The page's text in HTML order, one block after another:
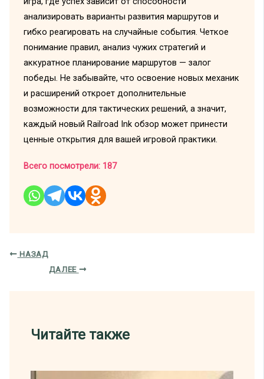
анализировать варианты развития маршрутов и
гибко реагировать на случайные события. Четкое
понимание правил, анализ чужих стратегий и
аккуратное планирование маршрутов — залог
победы. Не забывайте, что освоение новых механик
и расширений откроет дополнительные
возможности для тактических решений, а значит,
каждый новый Railroad Ink обзор может принести
ценные открытия для вашей игровой практики.
Всего посмотрели: 187
НАЗАД
ДАЛЕЕ
Читайте также